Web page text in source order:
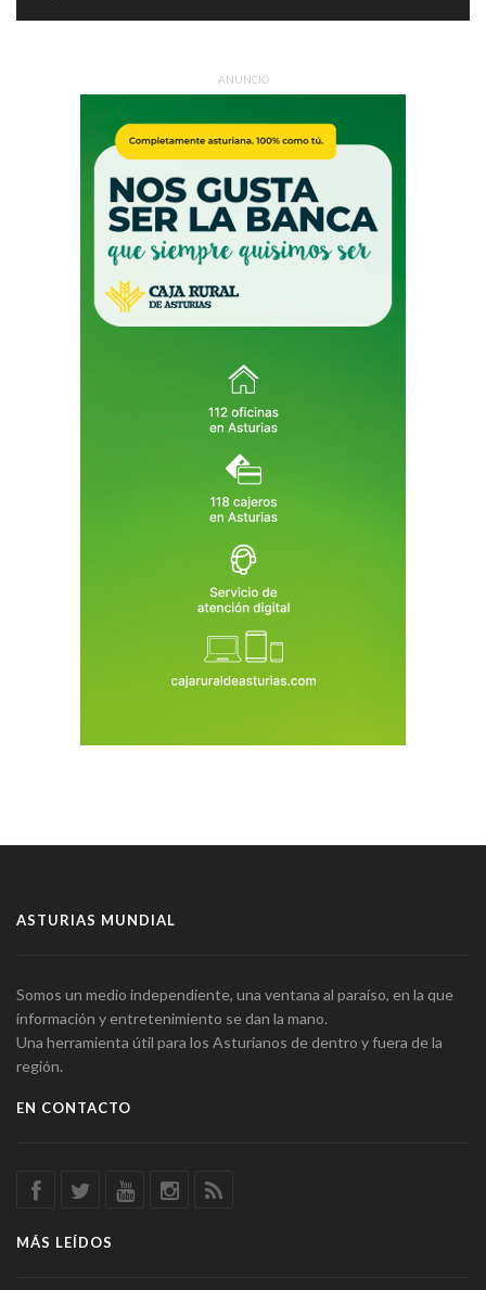
ANUNCIO
ASTURIAS MUNDIAL
Somos un medio independiente, una ventana al paraíso, en la que
información y entretenimiento se dan la mano.
Una herramienta útil para los Asturianos de dentro y fuera de la
región.
EN CONTACTO
MÁS LEÍDOS